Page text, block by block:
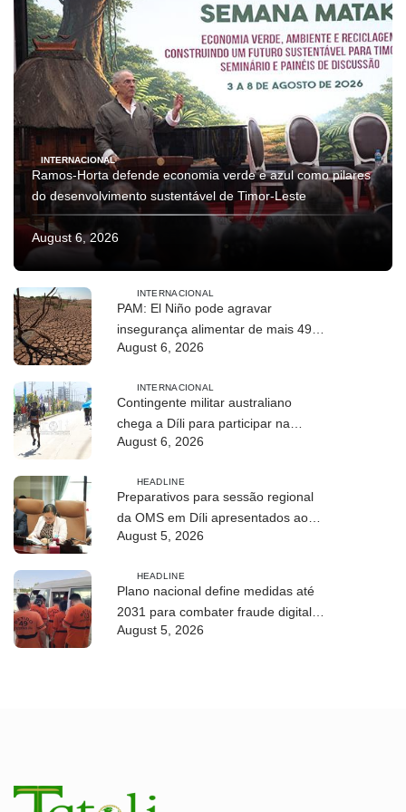
INTERNACIONAL
Ramos-Horta defende economia verde e azul como pilares
do desenvolvimento sustentável de Timor-Leste
August 6, 2026
INTERNACIONAL
PAM: El Niño pode agravar
insegurança alimentar de mais 49
milhões de pessoas até 2027
August 6, 2026
INTERNACIONAL
Contingente militar australiano
chega a Díli para participar na
Maratona Internacional de 2026
August 6, 2026
HEADLINE
Preparativos para sessão regional
da OMS em Díli apresentados ao
Conselho de Ministros
August 5, 2026
HEADLINE
Plano nacional define medidas até
2031 para combater fraude digital e
tráfico de pessoas
August 5, 2026